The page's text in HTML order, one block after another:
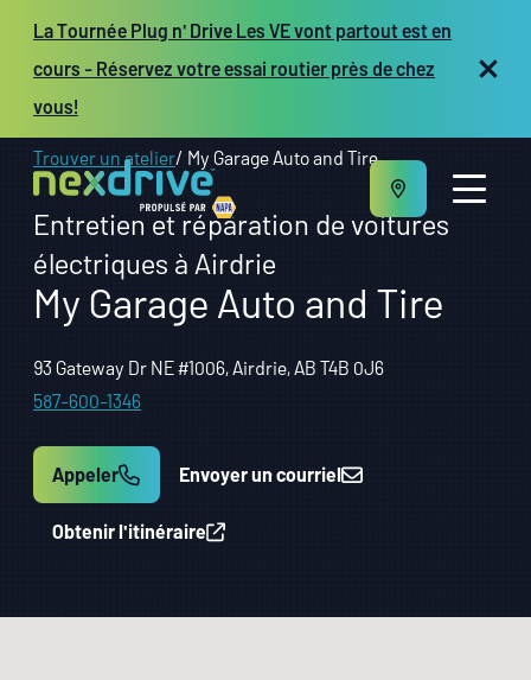
La Tournée Plug n' Drive Les VE vont partout est en
cours - Réservez votre essai routier près de chez
vous!
Entretien et réparation
Véhicules
Propriétaires d’atelier
EN
Trouver un atelier My Garage Auto and Tire
Entretien et réparation de voitures
électriques à Airdrie
My Garage Auto and Tire
93 Gateway Dr NE #1006, Airdrie, AB T4B 0J6
587-600-1346
Appeler Envoyer un courriel
Obtenir l'itinéraire